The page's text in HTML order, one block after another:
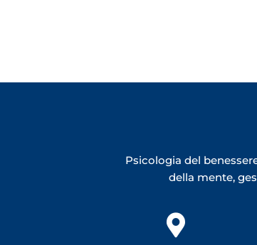
Psicologia del
della mente,
